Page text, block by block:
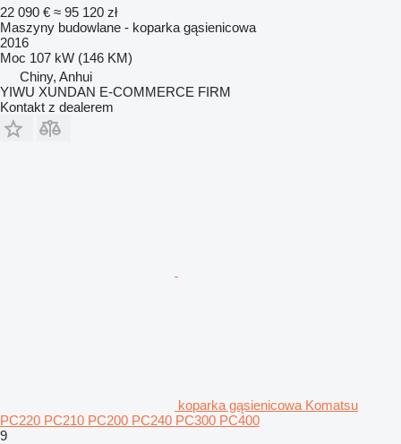
22 090 € ≈ 95 120 zł
Maszyny budowlane - koparka gąsienicowa
2016
Moc 107 kW (146 KM)
Chiny, Anhui
YIWU XUNDAN E-COMMERCE FIRM
Kontakt z dealerem
koparka gąsienicowa Komatsu
PC220 PC210 PC200 PC240 PC300 PC400
9